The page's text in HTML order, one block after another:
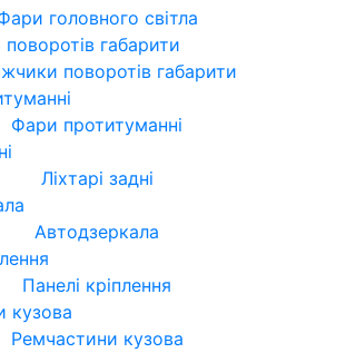
головного світла
поворотів габарити
Фари протитуманні
Ліхтарі задні
Автодзеркала
Панелі кріплення
Ремчастини кузова